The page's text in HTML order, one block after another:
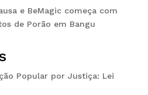
e BeMagic começa com
de Porão em Bangu
Popular por Justiça: Lei